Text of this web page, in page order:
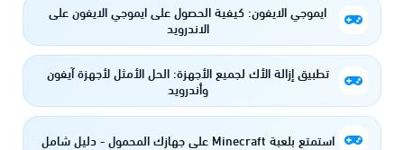
ايموجي الايفون: كيفية الحصول على ايموجي الايفون على
الاندرويد
تطبيق إزالة الأك لجميع الأجهزة: الحل الأمثل لأجهزة آيفون
وأندرويد
استمتع بلعبة Minecraft على جهازك المحمول - دليل شامل